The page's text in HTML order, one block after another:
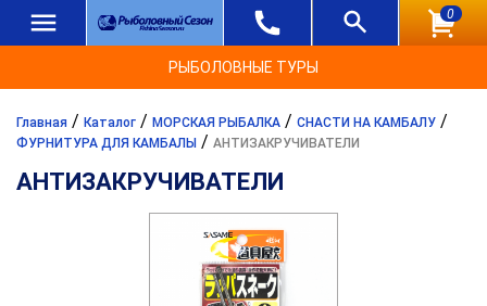
0
РЫБОЛОВНЫЕ ТУРЫ
Главная / Каталог / МОРСКАЯ РЫБАЛКА / СНАСТИ НА КАМБАЛУ /
ФУРНИТУРА ДЛЯ КАМБАЛЫ / АНТИЗАКРУЧИВАТЕЛИ
АНТИЗАКРУЧИВАТЕЛИ